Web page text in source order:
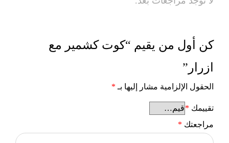
كن أول من يقيم “كوت كشمير مع
ازرار”
الحقول الإلزامية مشار إليها بـ *
تقييمك *
مراجعتك *